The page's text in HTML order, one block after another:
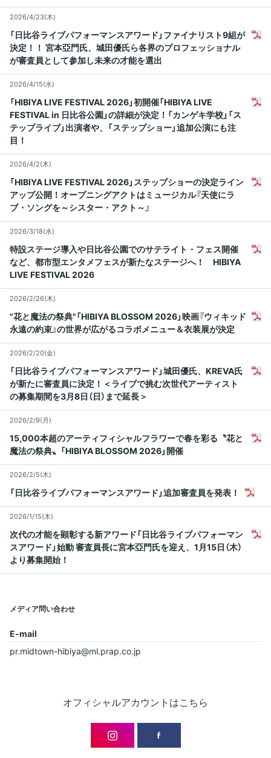
2026/4/23(木)
「日比谷ライブパフォーマンスアワード」ファイナリスト9組が
決定！！ 宮本亞門氏、城田優氏ら各界のプロフェッショナル
が審査員として参加し未来の才能を選出
2026/4/15(水)
「HIBIYA LIVE FESTIVAL 2026」初開催「HIBIYA LIVE
FESTIVAL in 日比谷公園」の詳細が決定！「カンゲキ学校」「ス
テップライブ」出演者や、「ステップショー」追加公演にも注
目！
2026/4/2(木)
「HIBIYA LIVE FESTIVAL 2026」ステップショーの決定ライン
アップ公開！オープニングアクトはミュージカル『天使にラ
ブ・ソングを～シスター・アクト～』
2026/3/18(水)
特設ステージ導入や日比谷公園でのサテライト・フェス開催
など、都市型エンタメフェスが新たなステージへ！ HIBIYA
LIVE FESTIVAL 2026
2026/2/26(木)
"花と魔法の祭典"「HIBIYA BLOSSOM 2026」映画『ウィキッド
永遠の約束』の世界が広がるコラボメニュー＆衣装展が決定
2026/2/20(金)
「日比谷ライブパフォーマンスアワード」城田優氏、KREVA氏
が新たに審査員に決定！＜ライブで挑む次世代アーティスト
の募集期間を3月8日（日）まで延長＞
2026/2/9(月)
15,000本超のアーティフィシャルフラワーで春を彩る〝花と
魔法の祭典〟「HIBIYA BLOSSOM 2026」開催
2026/2/5(木)
「日比谷ライブパフォーマンスアワード」追加審査員を発表！
2026/1/15(木)
次代の才能を顕彰する新アワード「日比谷ライブパフォーマン
スアワード」始動 審査員長に宮本亞門氏を迎え、1月15日（木）
より募集開始！
メディア問い合わせ
E-mail
pr.midtown-hibiya@ml.prap.co.jp
オフィシャルアカウントはこちら